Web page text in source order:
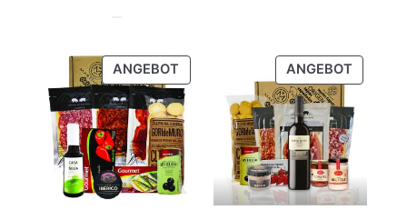
42,95 €35,95 €.
ANGEBOT
IM
ANGEBOT
ANGEBOT
IM